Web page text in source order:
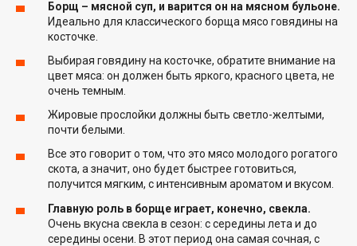
Борщ – мясной суп, и варится он на мясном бульоне.
Идеально для классического борща мясо говядины на
косточке.
Выбирая говядину на косточке, обратите внимание на
цвет мяса: он должен быть яркого, красного цвета, не
очень темным.
Жировые прослойки должны быть светло-желтыми,
почти белыми.
Все это говорит о том, что это мясо молодого рогатого
скота, а значит, оно будет быстрее готовиться,
получится мягким, с интенсивным ароматом и вкусом.
Главную роль в борще играет, конечно, свекла.
Очень вкусна свекла в сезон: с середины лета и до
середины осени. В этот период она самая сочная, с